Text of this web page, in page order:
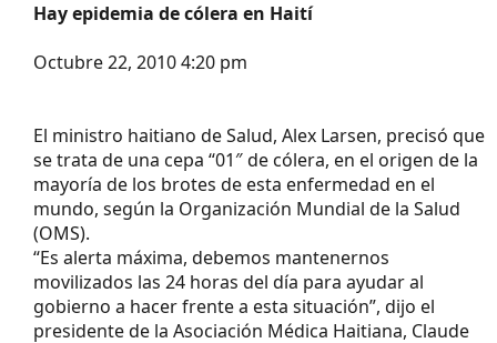
Hay epidemia de cólera en Haití
Octubre 22, 2010 4:20 pm
El ministro haitiano de Salud, Alex Larsen, precisó que
se trata de una cepa “01″ de cólera, en el origen de la
mayoría de los brotes de esta enfermedad en el
mundo, según la Organización Mundial de la Salud
(OMS).
“Es alerta máxima, debemos mantenernos
movilizados las 24 horas del día para ayudar al
gobierno a hacer frente a esta situación”, dijo el
presidente de la Asociación Médica Haitiana, Claude